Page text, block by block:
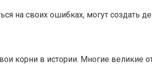
на своих ошибках, могут создать
корни в истории. Многие великие